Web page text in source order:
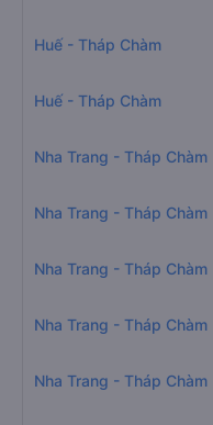
Huế - Tháp Chàm
Huế - Tháp Chàm
Nha Trang - Tháp Chàm
Nha Trang - Tháp Chàm
Nha Trang - Tháp Chàm
Nha Trang - Tháp Chàm
Nha Trang - Tháp Chàm